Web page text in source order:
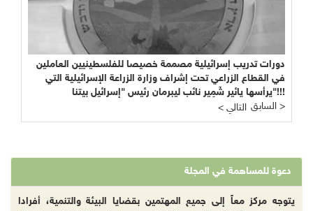
دورات تدريب إسرائيلية مصممة خصيصا للفلسطينيين العاملين
في القطاع الزراعي تحت إشراف وزارة الزراعة الإسرائيلية التي
يرأسها يائير شَمِير نائب ليبرمان رئيس "إسرائيل بيتنا"!!!
< التالي
السابق >
دعوة للمساهمة في المجلة
يتوجه مركز معاً إلى جميع المهتمين بقضايا البيئة والتنمية، أفرادا